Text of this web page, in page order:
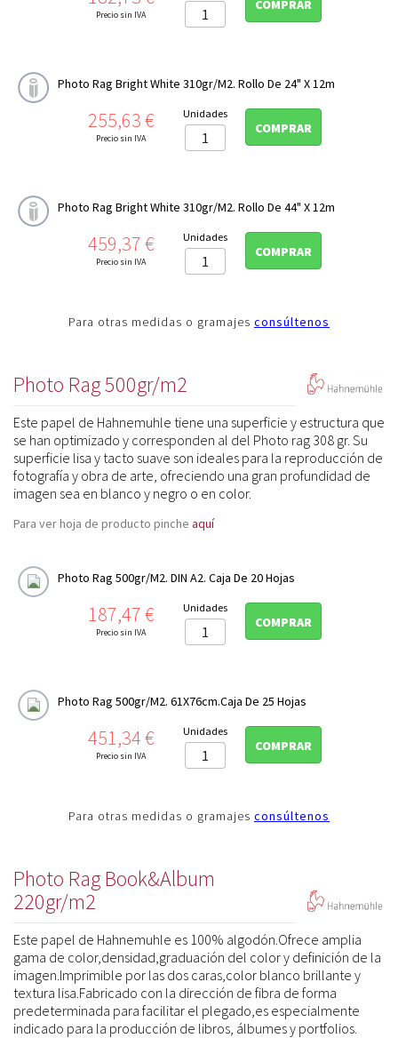
Precio sin IVA
COMPRAR
Photo Rag Bright White 310gr/m2. Rollo De 24" X 12m
Precio
255,63 €
Precio sin IVA
Unidades
COMPRAR
Photo Rag Bright White 310gr/m2. Rollo De 44" X 12m
Precio
459,37 €
Precio sin IVA
Unidades
COMPRAR
Para otras medidas o gramajes consúltenos
Photo Rag 500gr/m2
Este papel de Hahnemuhle tiene una superficie y estructura que
se han optimizado y corresponden al del Photo rag 308 gr. Su
superficie lisa y tacto suave son ideales para la reproducción de
fotografía y obra de arte, ofreciendo una gran profundidad de
imagen sea en blanco y negro o en color.
Para ver hoja de producto pinche aquí
Photo Rag 500gr/m2. DIN A2. Caja De 20 Hojas
Precio
187,47 €
Precio sin IVA
Unidades
COMPRAR
Photo Rag 500gr/m2. 61X76cm.Caja De 25 Hojas
Precio
451,34 €
Precio sin IVA
Unidades
COMPRAR
Para otras medidas o gramajes consúltenos
Photo Rag Book&Album
220gr/m2
Este papel de Hahnemuhle es 100% algodón.Ofrece amplia
gama de color,densidad,graduación del color y definición de la
imagen.Imprimible por las dos caras,color blanco brillante y
textura lisa.Fabricado con la dirección de fibra de forma
predeterminada para facilitar el plegado,es especialmente
indicado para la producción de libros, álbumes y portfolios.